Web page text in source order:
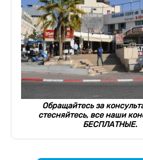
Обращайтесь за
стесняйтесь, все наши
БЕСПЛАТНЫЕ.